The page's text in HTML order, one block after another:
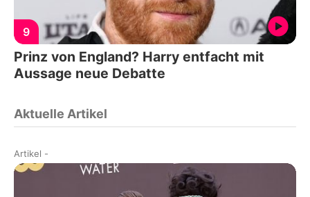
9
Prinz von England? Harry entfacht mit
Aussage neue Debatte
Aktuelle Artikel
Artikel -